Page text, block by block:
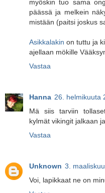
myöskin tuo sama
päässä ja melkein
mistään (paitsi joskus
Asikkalakin on tuttu ja
ajellaan mökille
Vastaa
Hanna 26. helmikuuta
Mä siis tarviin
kylmät vikingit jalkaan
Vastaa
Unknown 3.
Voi, lapikkaat ne on